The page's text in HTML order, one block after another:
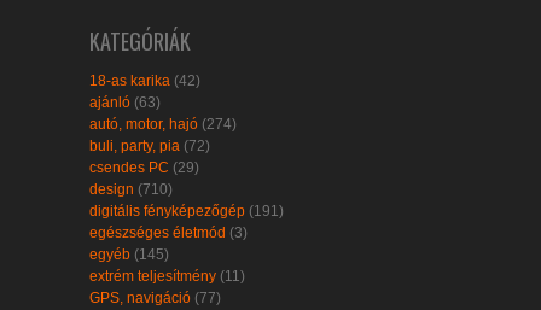
KATEGÓRIÁK
18-as karika (42)
ajánló (63)
autó, motor, hajó (274)
buli, party, pia (72)
csendes PC (29)
design (710)
digitális fényképezőgép (191)
egészséges életmód (3)
egyéb (145)
extrém teljesítmény (11)
GPS, navigáció (77)